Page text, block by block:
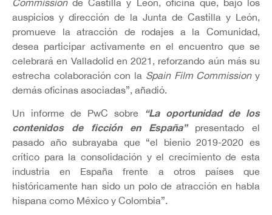
Commissionde Castilla y León, oficina que, bajo los
auspicios y dirección de la Junta de Castilla y León,
promueve la atracción de rodajes a la Comunidad,
desea participar activamente en el encuentro que se
celebrará en Valladolid en 2021, reforzando aún más su
estrecha colaboración con la Spain Film Commissiony
demás oficinas asociadas”, añadió.
Un informe de PwC sobre
“La oportunidad de los
contenidos de ficción en España”presentado el
pasado año subrayaba que “el bienio 2019-2020 es
crítico para la consolidación y el crecimiento de esta
industria en España frente a otros países que
históricamente han sido un polo de atracción en habla
hispana como México y Colombia”.